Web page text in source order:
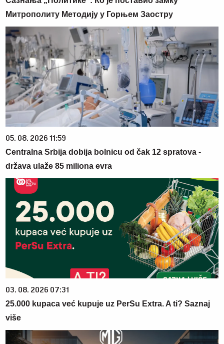
Митрополиту Методију у Горњем Заостру
05. 08. 2026 11:59
Centralna Srbija dobija bolnicu od čak 12 spratova -
država ulaže 85 miliona evra
03. 08. 2026 07:31
25.000 kupaca već kupuje uz PerSu Extra. A ti? Saznaj
više